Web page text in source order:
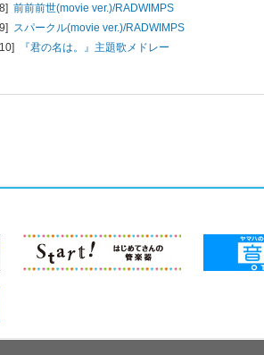
前前前世(movie ver.)/RADWIMPS
スパークル(movie ver.)/RADWIMPS
『君の名は。』主題歌メドレー